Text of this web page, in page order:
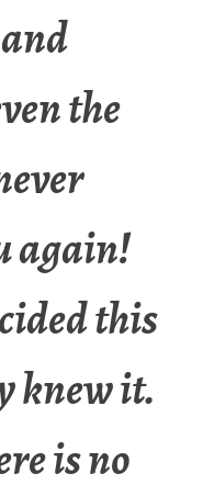
the
again!
this
knew it.
is no